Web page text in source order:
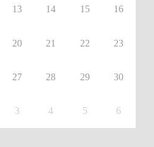
13 14 15 16
20 21 22 23
27 28 29 30
3 4 5 6